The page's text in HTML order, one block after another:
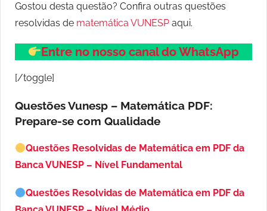
Gostou desta questão? Confira outras questões
resolvidas de matemática VUNESP aqui.
Entre no nosso canal do WhatsApp
[/toggle]
Questões Vunesp – Matemática PDF:
Prepare-se com Qualidade
Questões Resolvidas de Matemática em PDF da
Banca VUNESP – Nível Fundamental
Questões Resolvidas de Matemática em PDF da